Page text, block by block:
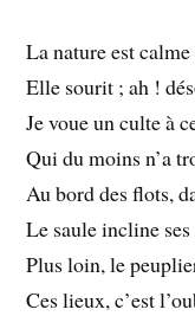
La nature est
Elle sourit ; ah !
Je voue un culte à
Qui du moins n’a
Au bord des flots,
Le saule incline
Plus loin, le
Ces lieux, c’est